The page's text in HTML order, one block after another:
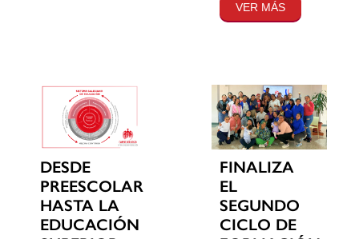
VER MÁS
DESDE
PREESCOLAR
HASTA LA
EDUCACIÓN
FINALIZA
EL
SEGUNDO
CICLO DE